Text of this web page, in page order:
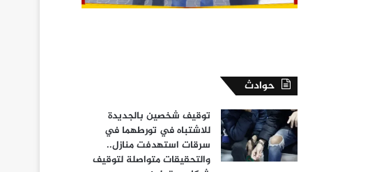
حوادث
توقيف شخصين بالجديدة
للاشتباه في تورطهما في
سرقات استهدفت منازل..
والتحقيقات متواصلة لتوقيف